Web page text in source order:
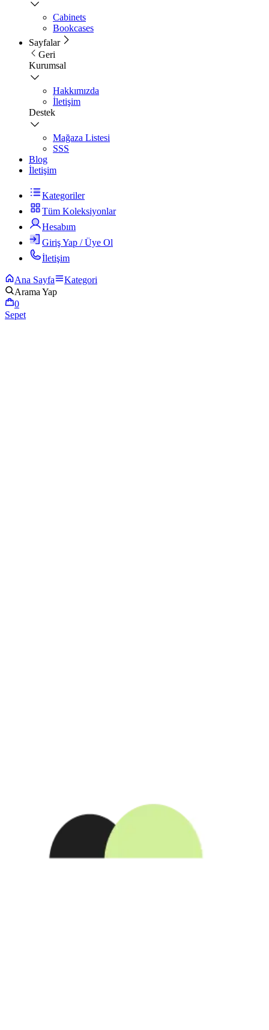
Cabinets
Bookcases
Sayfalar
Geri
Kurumsal
Hakkımızda
İletişim
Destek
Mağaza Listesi
SSS
Blog
İletişim
Kategoriler
Tüm Koleksiyonlar
Hesabım
Giriş Yap / Üye Ol
İletişim
Ana Sayfa
Kategori
Arama Yap
0
Sepet